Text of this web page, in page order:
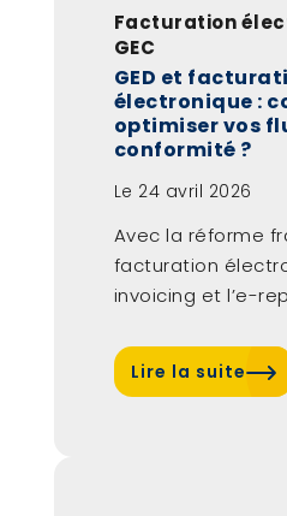
Facturation
GEC
GED et
électronique :
optimiser vos
conformité ?
Le 24 avril 2026
Avec la réforme
facturation
invoicing et l’e-
obligatoires pour
Lire la suite